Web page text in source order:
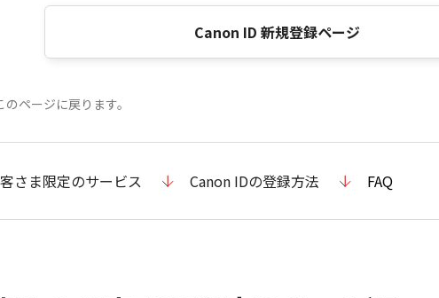
Canon ID 新規登録ページ
ページに戻ります。
さま限定のサービス Canon IDの登録方法 FAQ